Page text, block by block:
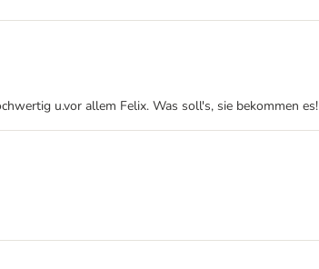
u.vor allem Felix. Was soll's, sie bekommen es!